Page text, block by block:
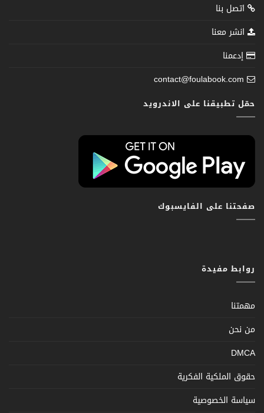
اتصل بنا
انشر معنا
إدعمنا
contact@foulabook.com
حمّل تطبيقنا على الاندرويد
صفحتنا على الفايسبوك
روابط مفيدة
مهمتنا
من نحن
DMCA
حقوق الملكية الفكرية
سياسة الخصوصية